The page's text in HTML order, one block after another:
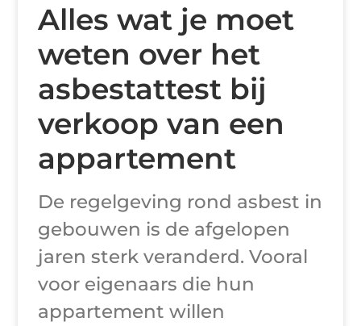
Alles wat je moet
weten over het
asbestattest bij
verkoop van een
appartement
De regelgeving rond asbest in
gebouwen is de afgelopen
jaren sterk veranderd. Vooral
voor eigenaars die hun
appartement willen